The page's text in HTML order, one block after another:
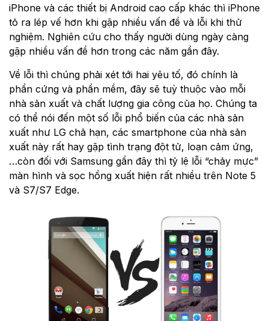
iPhone và các thiết bị Android cao cấp khác thì iPhone
tỏ ra lép vế hơn khi gặp nhiều vấn đề và lỗi khi thử
nghiệm. Nghiên cứu cho thấy người dùng ngày càng
gặp nhiều vấn đề hơn trong các năm gần đây.
Về lỗi thì chúng phải xét tới hai yêu tố, đó chính là
phần cứng và phần mềm, đây sẽ tuỳ thuộc vào mỗi
nhà sản xuất và chất lượng gia công của họ. Chúng ta
có thể nói đến một số lỗi phổ biến của các nhà sản
xuất như LG chả hạn, các smartphone của nhà sản
xuất này rất hay gặp tình trạng đột tử, loạn cảm ứng,
…còn đối với Samsung gần đây thì tỷ lệ lỗi “chảy mực”
màn hình và sọc hồng xuất hiện rất nhiều trên Note 5
và S7/S7 Edge.